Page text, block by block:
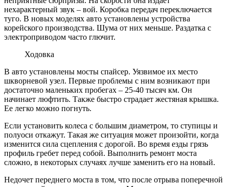
нехарактерный звук – вой. Коробка передач переключается
туго. В новых моделях авто установлены устройства
корейского производства. Шума от них меньше. Раздатка с
электроприводом часто глючит.
Ходовка
В авто установлены мосты спайсер. Уязвимое их место
шкворневой узел. Первые проблемы с ним возникают при
достаточно маленьких пробегах – 25-40 тысяч км. Он
начинает люфтить. Также быстро страдает жестяная крышка.
Ее легко можно погнуть.
Если установить колеса с большим диаметром, то ступицы и
полуоси откажут. Такая же ситуация может произойти, когда
изменится сила сцепления с дорогой. Во время езды грязь
профиль гребет перед собой. Выполнить ремонт моста
сложно, в некоторых случаях лучше заменить его на новый.
Недочет переднего моста в том, что после отрыва поперечной